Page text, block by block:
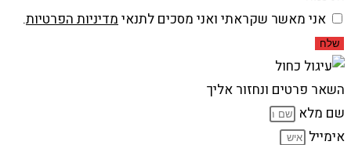
אני מאשר שקראתי ואני מסכים לתנאי מדיניות הפרטיות.
שלח
השאר פרטים ונחזור אליך
שם מלא
אימייל